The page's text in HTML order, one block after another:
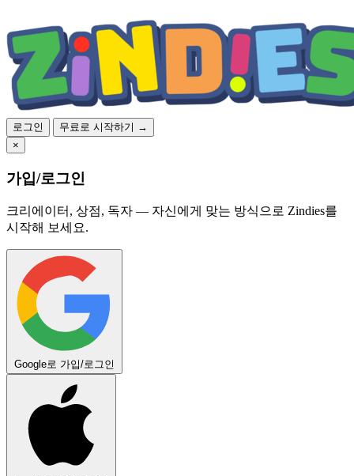
로그인
무료로 시작하기 →
×
가입/로그인
크리에이터, 상점, 독자 — 자신에게 맞는 방식으로 Zindies를
시작해 보세요.
Google로 가입/로그인